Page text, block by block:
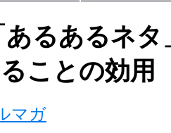
あるあるネタ
ことの効用
マガ